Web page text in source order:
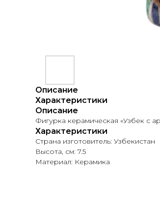
Описание
Характеристики
Описание
Фигурка керамическая «Узбек с
Характеристики
Страна изготовитель: Узбекистан
Высота, см: 7.5
Материал: Керамика